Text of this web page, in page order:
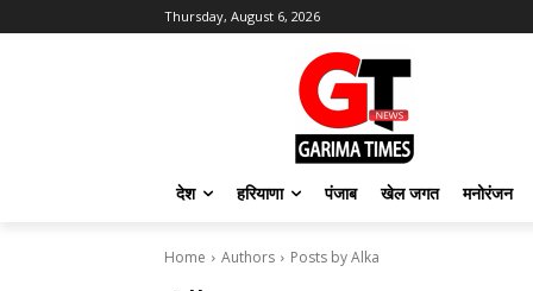
Thursday, August 6, 2026
देश हरियाणा पंजाब खेल जगत मनोरंजन
Home Authors Posts by Alka